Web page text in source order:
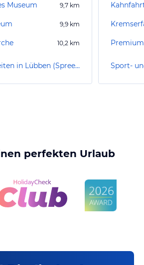
Museum 9,7 km
9,9 km
10,2 km
Sehenswürdigkeiten in Lübben (Spreewald)
perfekten Urlaub